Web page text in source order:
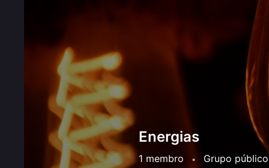
Energias
1 membro • Grupo público